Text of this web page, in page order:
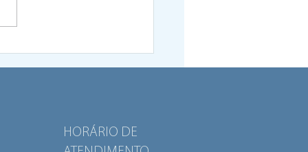
HORÁRIO DE